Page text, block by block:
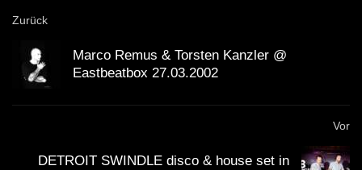
Zurück
Marco Remus & Torsten Kanzler @
Eastbeatbox 27.03.2002
Vor
DETROIT SWINDLE disco & house set in